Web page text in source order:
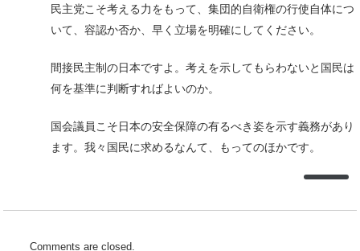
民主党こそ考える力をもって、集団的自衛権の行使自体につ
いて、容認か否か、早く立場を明確にしてください。
間接民主制の日本ですよ。考えを示してもらわないと国民は
何を基準に判断すればよいのか。
国会議員こそ日本の安全保障の有るべき姿を示す義務があり
ます。我々国民に求めるなんて、もってのほかです。
Comments are closed.